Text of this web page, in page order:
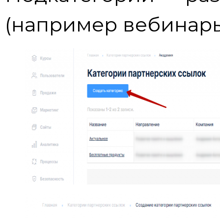
(например